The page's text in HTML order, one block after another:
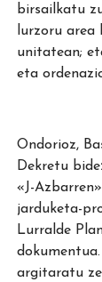
birsailkatu
lurzoru area
unitatean;
eta
Ondorioz,
Dekretu
«J-
jarduketa-
Lurralde
argitaratu